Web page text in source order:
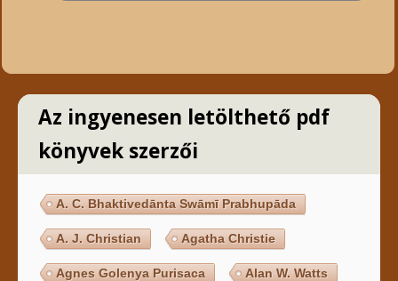
Az ingyenesen letölthető pdf
könyvek szerzői
A. C. Bhaktivedānta Swāmī Prabhupāda
A. J. Christian Agatha Christie
Agnes Golenya Purisaca Alan W. Watts